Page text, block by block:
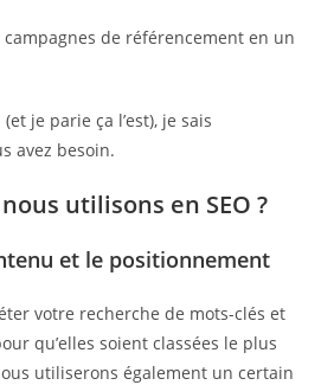
de référencement en un
je parie ça l’est), je sais
avez besoin.
utilisons en SEO ?
et le positionnement
votre recherche de mots-clés et
qu’elles soient classées le plus
utiliserons également un certain